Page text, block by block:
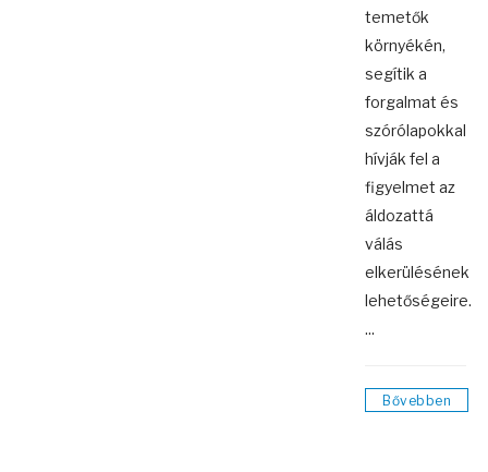
temetők
környékén,
segítik a
forgalmat és
szórólapokkal
hívják fel a
figyelmet az
áldozattá
válás
elkerülésének
lehetőségeire.
...
Bővebben